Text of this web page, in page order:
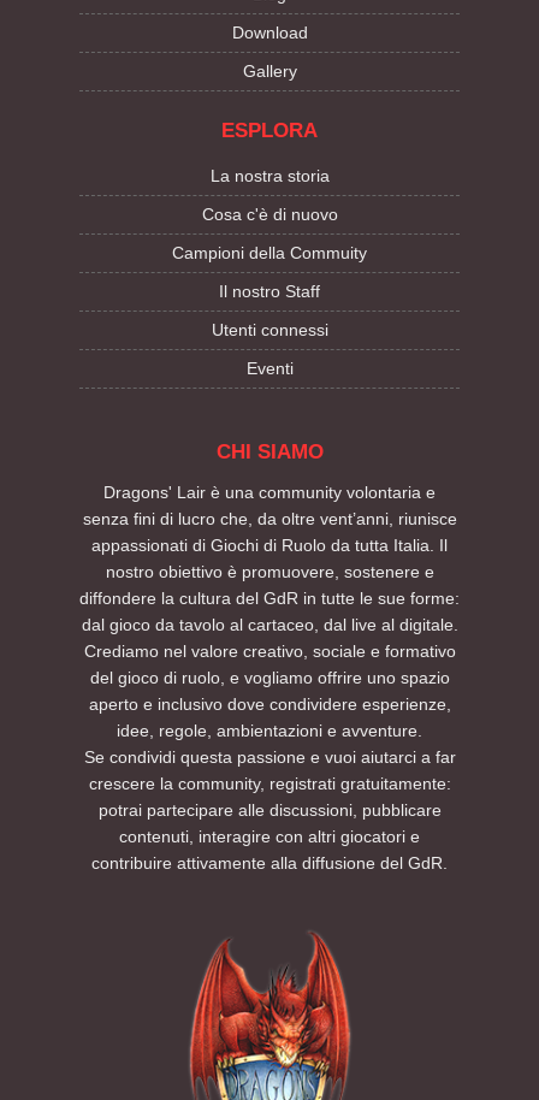
Download
Gallery
ESPLORA
La nostra storia
Cosa c'è di nuovo
Campioni della Commuity
Il nostro Staff
Utenti connessi
Eventi
CHI SIAMO
Dragons' Lair è una community volontaria e
senza fini di lucro che, da oltre vent’anni, riunisce
appassionati di Giochi di Ruolo da tutta Italia. Il
nostro obiettivo è promuovere, sostenere e
diffondere la cultura del GdR in tutte le sue forme:
dal gioco da tavolo al cartaceo, dal live al digitale.
Crediamo nel valore creativo, sociale e formativo
del gioco di ruolo, e vogliamo offrire uno spazio
aperto e inclusivo dove condividere esperienze,
idee, regole, ambientazioni e avventure.
Se condividi questa passione e vuoi aiutarci a far
crescere la community, registrati gratuitamente:
potrai partecipare alle discussioni, pubblicare
contenuti, interagire con altri giocatori e
contribuire attivamente alla diffusione del GdR.